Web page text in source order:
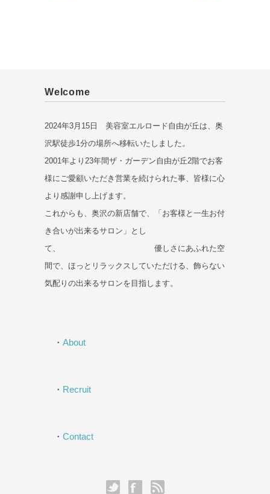
Welcome
2024年3月15日 美容室エルロード自由が丘は、奥
沢駅徒歩1分の場所へ移転いたしました。
2001年より23年間ザ・ガーデン自由が丘2階でお客
様にご愛顧いただき営業を続けられた事、皆様に心
より感謝申し上げます。
これからも、奥沢の新店舗で、「お客様と一生お付
き合いが出来るサロン」とし
て、 優しさにあふれた空
間で、ほっとリラックスしていただける、飾らない
気配りの出来るサロンを目指します。
・ About
・ Recruit
・ Contact